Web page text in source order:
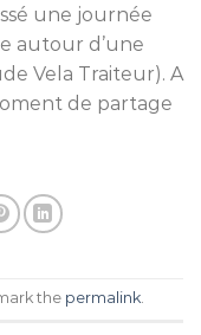
une journée
autour d’une
Vela Traiteur). A
de partage
the permalink